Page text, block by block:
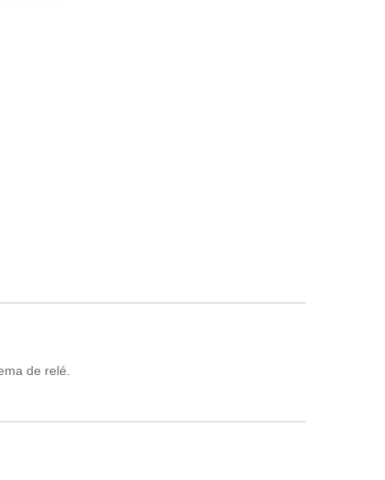
de relé.